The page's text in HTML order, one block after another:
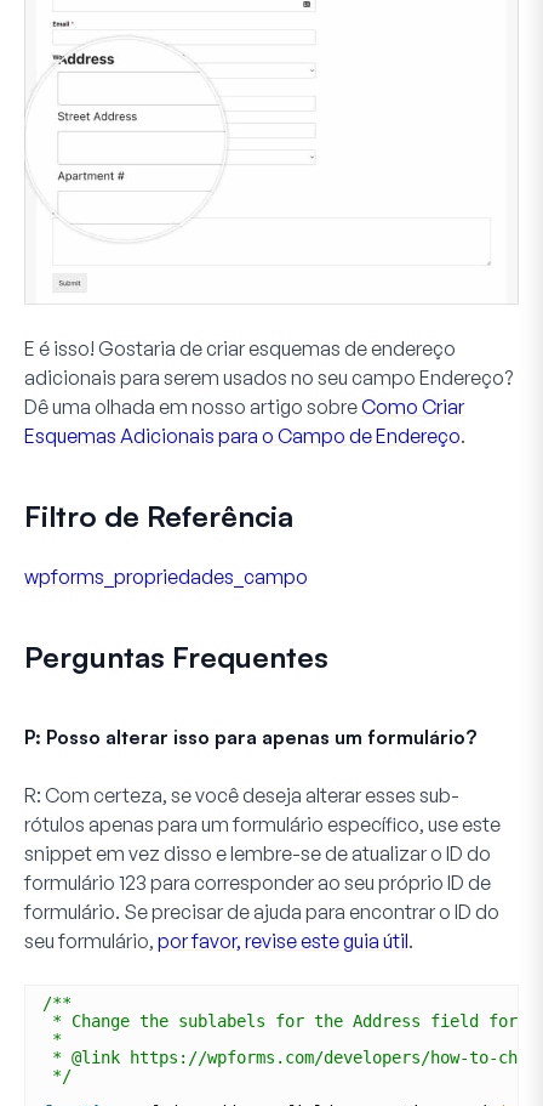
E é isso! Gostaria de criar esquemas de endereço
adicionais para serem usados no seu campo Endereço?
Dê uma olhada em nosso artigo sobreComo Criar
Esquemas Adicionais para o Campo de Endereço.
Filtro de Referência
wpforms_propriedades_campo
Perguntas Frequentes
P: Posso alterar isso para apenas um formulário?
R: Com certeza, se você deseja alterar esses sub-
rótulos apenas para um formulário específico, use este
snippet em vez disso e lembre-se de atualizar o ID do
formulário 123 para corresponder ao seu próprio ID de
formulário. Se precisar de ajuda para encontrar o ID do
seu formulário, por favor, revise este guia útil.
/**
* Change the sublabels for the Address field for the
*
* @link https://wpforms.com/developers/how-to-
*/